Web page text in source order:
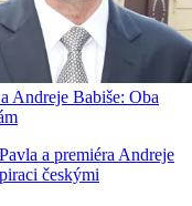
Andreje Babiše: Oba
a premiéra Andreje
českými